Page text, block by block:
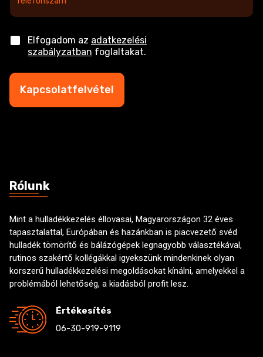
l
f
o
z
m
C
c
o
Elfogadom az adatkezelési
szabályzatban foglaltakat.
Kapcsolatfelvétel
Rólunk
Mint a hulladékkezelés éllovasai, Magyarországon 32 éves
tapasztalattal, Európában és hazánkban is piacvezető svéd
hulladék tömörítő és bálázógépek legnagyobb választékával,
rutinos szakértő kollégákkal igyekszünk mindenkinek olyan
korszerű hulladékkezelési megoldásokat kínálni, amelyekkel a
problémából lehetőség, a kiadásból profit lesz.
Értékesítés
06-30-919-9119